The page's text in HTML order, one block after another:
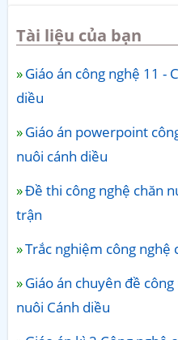
Tài liệu của bạn
Giáo án công nghệ 11 -
diều
Giáo án powerpoint
nuôi cánh diều
Đề thi công nghệ chăn
trận
Trắc nghiệm công nghệ
Giáo án chuyên đề
nuôi Cánh diều